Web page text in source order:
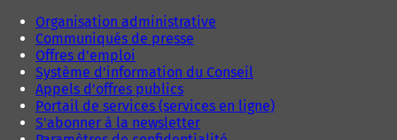
Organisation administrative
Communiqués de presse
Offres d'emploi
Système d'information du Conseil
Appels d'offres publics
Portail de services (services en ligne)
S'abonner à la newsletter